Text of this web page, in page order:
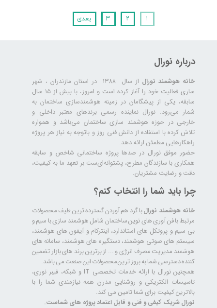
۱ ۲ ۳ بعدی
درباره نورال
خانه هوشمند نورال
از سال ۱۳۸۸ در استان مازندران ، شهر
ساری فعالیت خود را آغاز کرده است و امروز، با بیش از ۱۵ سال
سابقه، یکی از پیشگامان در زمینه هوشمندسازی ساختمان به
شمار می‌رود. نورال نماینده رسمی برندهای معتبر داخلی و
خارجی در حوزه هوشمند سازی ساختمان می‌باشد و همواره
تلاش کرده با استفاده از دانش فنی روز و باتوجه به نیاز هر پروژه
راهکارهایی مطمئن ارائه دهد.
حضور موفق نورال در صدها پروژه‌ ساختمانی شاخص و سابقه
همکاری با سازندگان مطرح، پشتوانه‌ای‌ست بر تعهد ما به کیفیت،
دقت و رضایت مشتریان.
چرا باید شما را انتخاب کنم؟
خانه هوشمند نورالبا گرد هم آوردن گسترده ترین طیف محصولات
مرتبط با فن آوری های نوین ساختمان شامل هوشمند سازی با سیم و
بی سیم و پروتکل های استاندارد، اینترکام و آیفون های هوشمند،
سیستم های صوتی هوشمند، دستگیره های هوشمند، سامانه های
هوشمند مدیریت مصرف انرژی و ... از برترین برند های بازار تضمین
کننده دسترسی شما به بروز ترین محصولات این صنعت می باشد.
همچنین نورال با ارائه خدمات تخصصی IT و شبکه، فیبر نوری،
تاسیسات الکتریکی و روشنایی مدرن همه نیازمندی شما را با
بالاترین کیفیت برای شما تامین می کند.
نورال شریک کیفی و فنی و قابل اعتماد پروژه های شماست.